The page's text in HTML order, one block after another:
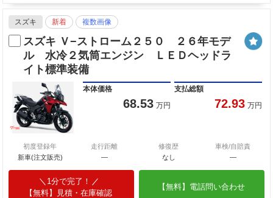
スズキ 新着 複数画像
スズキ Ｖ−ストローム２５０ ２６年モデ
ル 水冷２気筒エンジン ＬＥＤヘッドラ
イト標準装備
本体価格
68.53 万円
支払総額
72.93 万円
初度登録年
新車(注文販売)
走行距離
―
修復歴
なし
車検/自賠責
―
1分で完了！
【無料】見積・在庫確認
【無料】電話問い合わせ